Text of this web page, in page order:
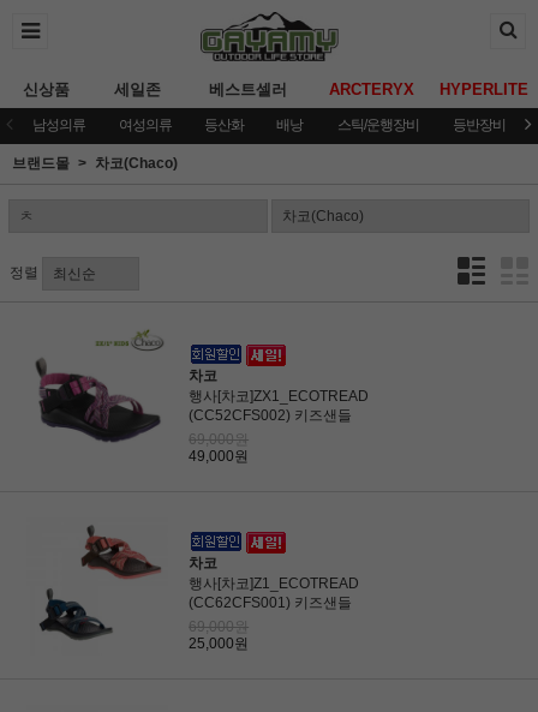
신상품 세일존 베스트셀러 ARCTERYX HYPERLITE
남성의류 여성의류 등산화 배낭 스틱/운행장비 등반장비
브랜드몰 차코(Chaco)
정렬
차코
행사[차코]ZX1_ECOTREAD
(CC52CFS002) 키즈샌들
69,000원
49,000원
차코
행사[차코]Z1_ECOTREAD
(CC62CFS001) 키즈샌들
69,000원
25,000원